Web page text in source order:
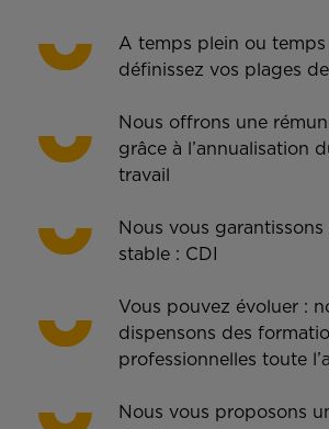
A temps plein ou temps
définissez vos plages
Nous offrons une
grâce à l’annualisation
travail
Nous vous
stable : CDI
Vous pouvez évoluer :
dispensons des
professionnelles toute
Nous vous proposons